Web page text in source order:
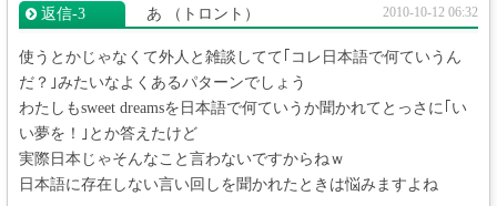
返信‐3 あ （トロント） 2010-10-12 06:32
使うとかじゃなくて外人と雑談してて｢コレ日本語で何ていうん
だ？｣みたいなよくあるパターンでしょう
わたしもsweet dreamsを日本語で何ていうか聞かれてとっさに｢い
い夢を！｣とか答えたけど
実際日本じゃそんなこと言わないですからねｗ
日本語に存在しない言い回しを聞かれたときは悩みますよね